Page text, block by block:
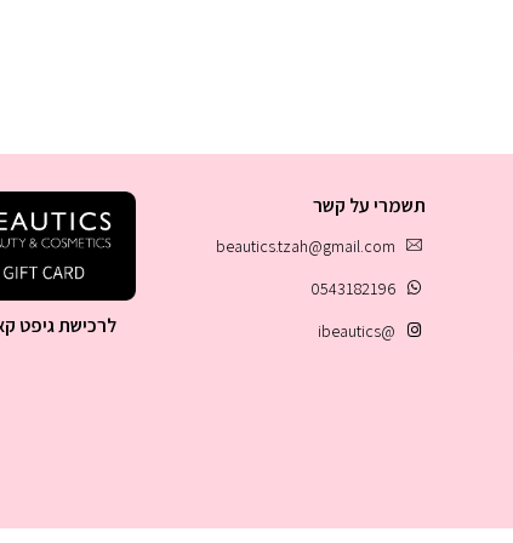
תשמרי על קשר
beautics.tzah@gmail.com
0543182196
@ibeautics
לרכישת גיפט